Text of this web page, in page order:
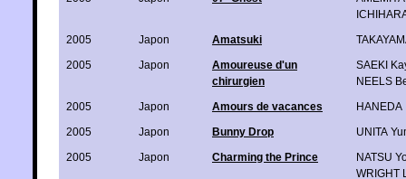
2005
Japon Amatsuki
2005
Japon
Amoureuse d'un
chirurgien
SAEKI
NEELS
2005
Japon Amours de vacances
HANEDA
2005
Japon Bunny Drop
UNITA
2005
Japon Charming the Prince
NATSU
WRIGHT